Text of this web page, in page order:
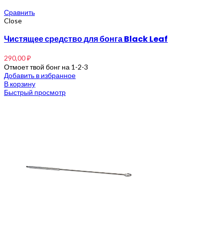
Сравнить
Close
Чистящее средство для бонга Black Leaf
290,00₽
Отмоет твой бонг на 1-2-3
Добавить в избранное
В корзину
Быстрый просмотр